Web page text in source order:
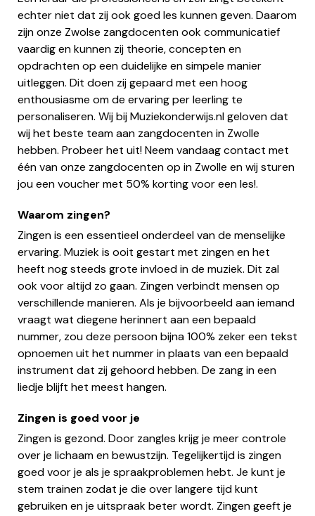
echter niet dat zij ook goed les kunnen geven. Daarom
zijn onze Zwolse zangdocenten ook communicatief
vaardig en kunnen zij theorie, concepten en
opdrachten op een duidelijke en simpele manier
uitleggen. Dit doen zij gepaard met een hoog
enthousiasme om de ervaring per leerling te
personaliseren. Wij bij Muziekonderwijs.nl geloven dat
wij het beste team aan zangdocenten in Zwolle
hebben. Probeer het uit! Neem vandaag contact met
één van onze zangdocenten op in Zwolle en wij sturen
jou een voucher met 50% korting voor een les!.
Waarom zingen?
Zingen is een essentieel onderdeel van de menselijke
ervaring. Muziek is ooit gestart met zingen en het
heeft nog steeds grote invloed in de muziek. Dit zal
ook voor altijd zo gaan. Zingen verbindt mensen op
verschillende manieren. Als je bijvoorbeeld aan iemand
vraagt wat diegene herinnert aan een bepaald
nummer, zou deze persoon bijna 100% zeker een tekst
opnoemen uit het nummer in plaats van een bepaald
instrument dat zij gehoord hebben. De zang in een
liedje blijft het meest hangen.
Zingen is goed voor je
Zingen is gezond. Door zangles krijg je meer controle
over je lichaam en bewustzijn. Tegelijkertijd is zingen
goed voor je als je spraakproblemen hebt. Je kunt je
stem trainen zodat je die over langere tijd kunt
gebruiken en je uitspraak beter wordt. Zingen geeft je